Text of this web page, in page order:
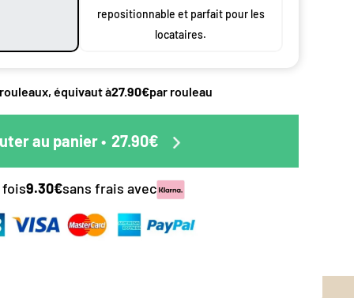
repositionnable et parfait pour les
locataires.
équivaut à27.90€par rouleau
au panier• 27.90€
fois9.30€sans frais avec
de
de
en
papier